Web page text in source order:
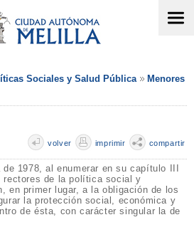
Sociales y Salud Pública Menores
volver imprimir compartir
1978, al enumerar en su capítulo III
de la política social y
en primer lugar, a la obligación de los
la protección social, económica y
de ésta, con carácter singular la de